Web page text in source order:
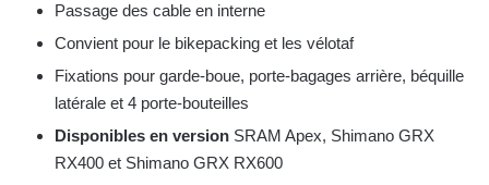
Passage des cable en interne
Convient pour le bikepacking et les vélotaf
Fixations pour garde-boue, porte-bagages arrière, béquille
latérale et 4 porte-bouteilles
Disponibles en version SRAM Apex, Shimano GRX
RX400 et Shimano GRX RX600